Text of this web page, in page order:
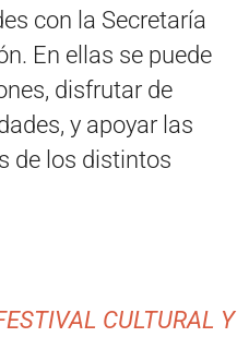
con la Secretaría
En ellas se puede
disfrutar de
y apoyar las
de los distintos
CULTURAL Y